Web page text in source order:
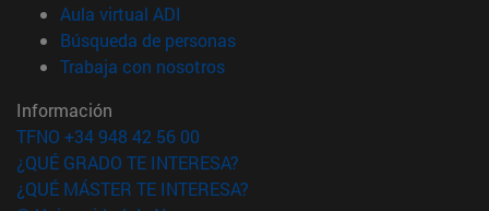
Aula virtual ADI
Búsqueda de personas(abre en nueva ventana)
Trabaja con nosotros(abre en nueva ventana)
Información
TFNO +34 948 42 56 00
¿QUÉ GRADO TE INTERESA?
¿QUÉ MÁSTER TE INTERESA?